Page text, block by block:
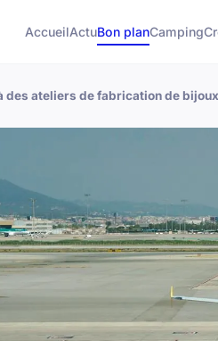
AccueilActuBon planCamping
des ateliers de fabrication de